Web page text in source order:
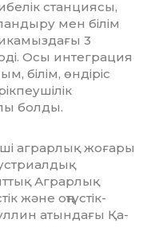
станциясы,
мен білім
3
Осы интеграция
білім, өндіріс
болды.
аг­рар­лық жоғары
Аграрлық
және оңтүстік-
атын­дағы Қа­